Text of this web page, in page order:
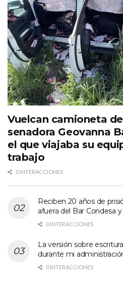
Vuelcan camioneta
senadora Geovanna
el que viajaba su
trabajo
0 INTERACCIONES
Reciben 20 años de
afuera del Bar Condesa
0 INTERACCIONES
La versión sobre
durante mi
0 INTERACCIONES